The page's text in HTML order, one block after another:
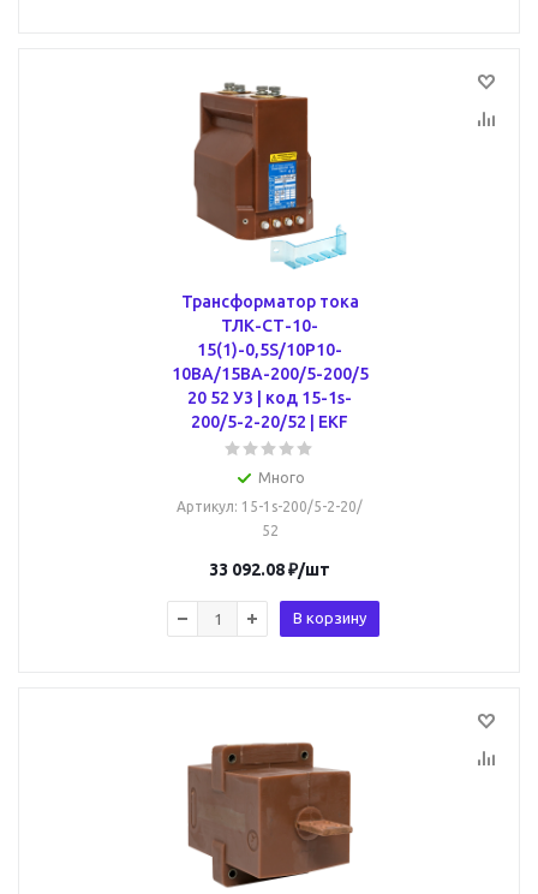
Трансформатор тока
ТЛК-СТ-10-
15(1)-0,5S/10Р10-
10ВА/15ВА-200/5-200/5
20 52 У3 | код 15-1s-
200/5-2-20/52 | EKF
Много
Артикул: 15-1s-200/5-2-20/
52
33 092.08₽/шт
В корзину